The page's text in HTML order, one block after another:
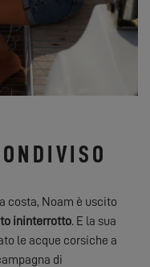
costa, Noam è uscito
ininterrotto. E la sua
le acque corsiche a
di